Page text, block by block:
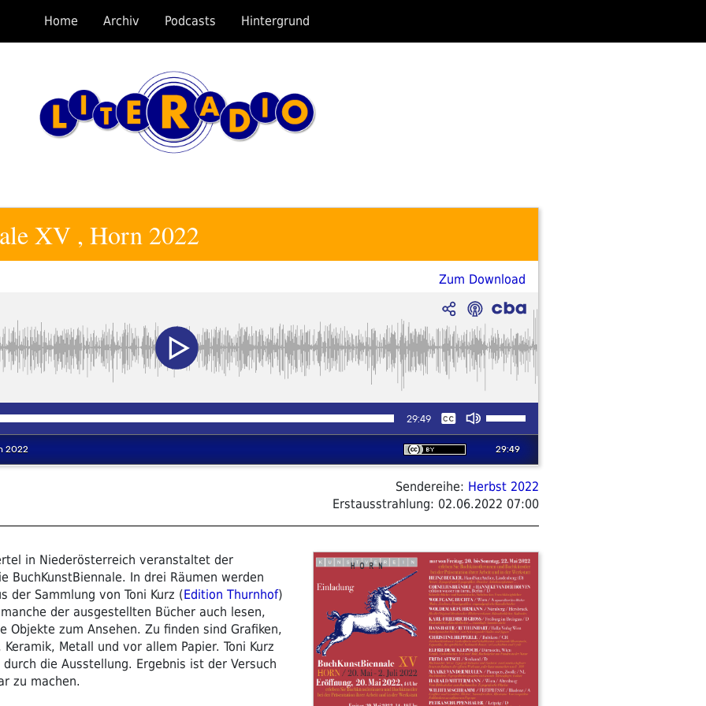
Home Archiv Podcasts Hintergrund
XV , Horn 2022
Zum Download
Sendereihe: Herbst 2022
Erstausstrahlung: 02.06.2022 07:00
in Niederösterreich veranstaltet der
BuchKunstBiennale. In drei Räumen werden
der Sammlung von Toni Kurz (Edition Thurnhof)
der ausgestellten Bücher auch lesen,
Objekte zum Ansehen. Zu finden sind Grafiken,
Metall und vor allem Papier. Toni Kurz
die Ausstellung. Ergebnis ist der Versuch
zu machen.